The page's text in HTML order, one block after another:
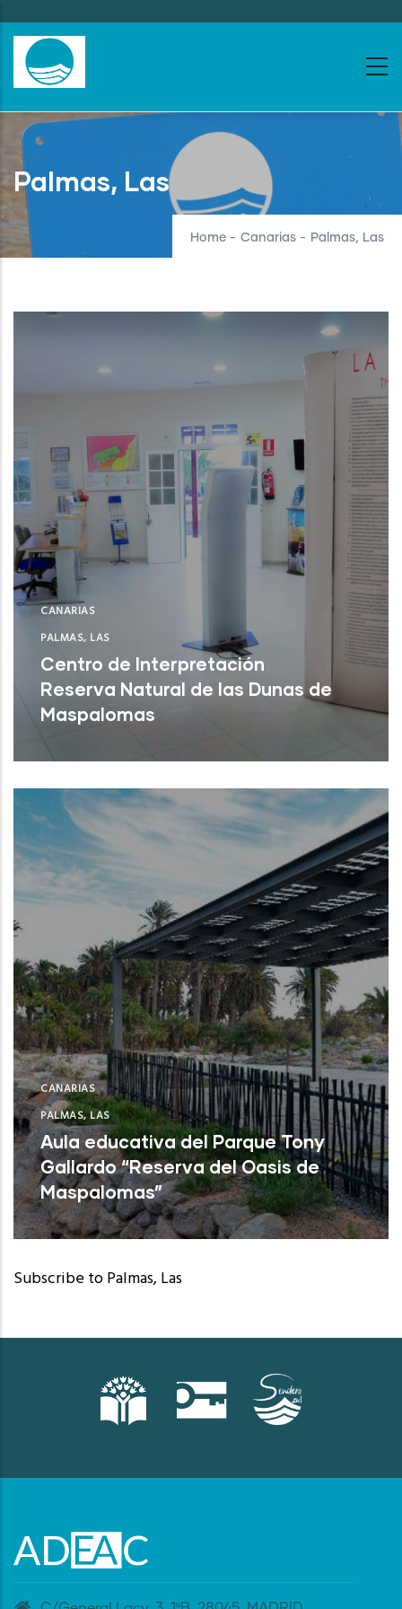
to
main
content
Palmas, Las
Home - Canarias - Palmas, Las
CANARIAS
PALMAS, LAS
Centro de Interpretación
Reserva Natural de las Dunas de
Maspalomas
San Bartolomé de Tirajana (Las Palmas)
CANARIAS
PALMAS, LAS
Aula educativa del Parque Tony
Gallardo “Reserva del Oasis de
Maspalomas”
San Bartolomé de Tirajana (Las Palmas)
Subscribe to Palmas, Las